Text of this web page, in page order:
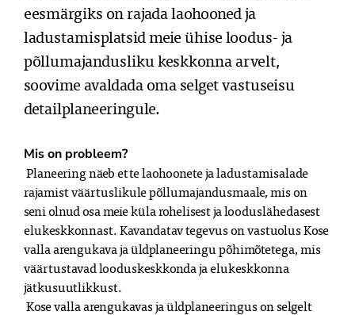
eesmärgiks on rajada laohooned ja
ladustamisplatsid meie ühise loodus- ja
põllumajandusliku keskkonna arvelt,
soovime avaldada oma selget vastuseisu
detailplaneeringule.
Mis on probleem?
rajamist väärtuslikule põllumajandusmaale, mis on
seni olnud osa meie küla rohelisest ja looduslähedasest
elukeskkonnast. Kavandatav tegevus on vastuolus Kose
valla arengukava ja üldplaneeringu põhimõtetega, mis
väärtustavad looduskeskkonda ja elukeskkonna
jätkusuutlikkust.